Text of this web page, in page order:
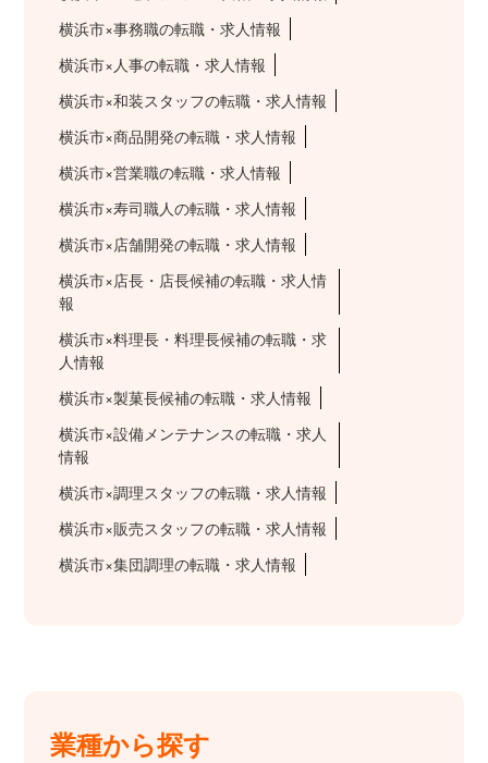
横浜市×事務職の転職・求人情報
横浜市×人事の転職・求人情報
横浜市×和装スタッフの転職・求人情報
横浜市×商品開発の転職・求人情報
横浜市×営業職の転職・求人情報
横浜市×寿司職人の転職・求人情報
横浜市×店舗開発の転職・求人情報
横浜市×店長・店長候補の転職・求人情
報
横浜市×料理長・料理長候補の転職・求
人情報
横浜市×製菓長候補の転職・求人情報
横浜市×設備メンテナンスの転職・求人
情報
横浜市×調理スタッフの転職・求人情報
横浜市×販売スタッフの転職・求人情報
横浜市×集団調理の転職・求人情報
業種から探す